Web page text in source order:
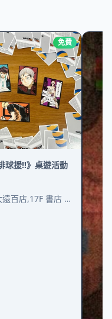
免費
球援!!》桌遊活動
誠品R79,影像浮島,誠品生活高雄大遠百店,17F 書店 書區中庭